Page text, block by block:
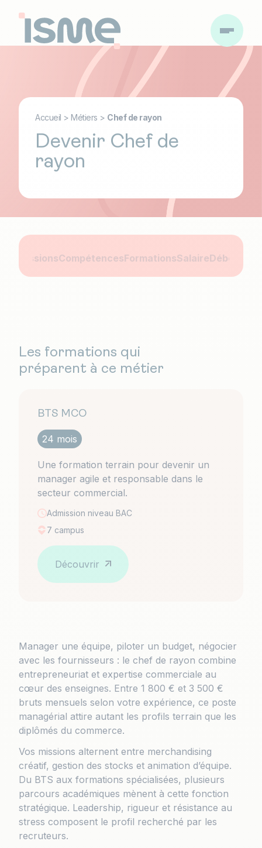
Accueil > Métiers > Chef de rayon
Devenir Chef de
rayon
MissionsCompétencesFormationsSalaireDébouchés
Manager une équipe, piloter un budget, négocier
avec les fournisseurs : le chef de rayon combine
entrepreneuriat et expertise commerciale au
cœur des enseignes. Entre 1 800 € et 3 500 €
bruts mensuels selon votre expérience, ce poste
managérial attire autant les profils terrain que les
diplômés du commerce.
Vos missions alternent entre merchandising
créatif, gestion des stocks et animation d’équipe.
Du BTS aux formations spécialisées, plusieurs
parcours académiques mènent à cette fonction
stratégique. Leadership, rigueur et résistance au
stress composent le profil recherché par les
recruteurs.
Les formations qui
préparent à ce métier
BTS MCO
24 mois
Une formation terrain pour devenir un
manager agile et responsable dans le
secteur commercial.
Admission niveau BAC
7 campus
Découvrir